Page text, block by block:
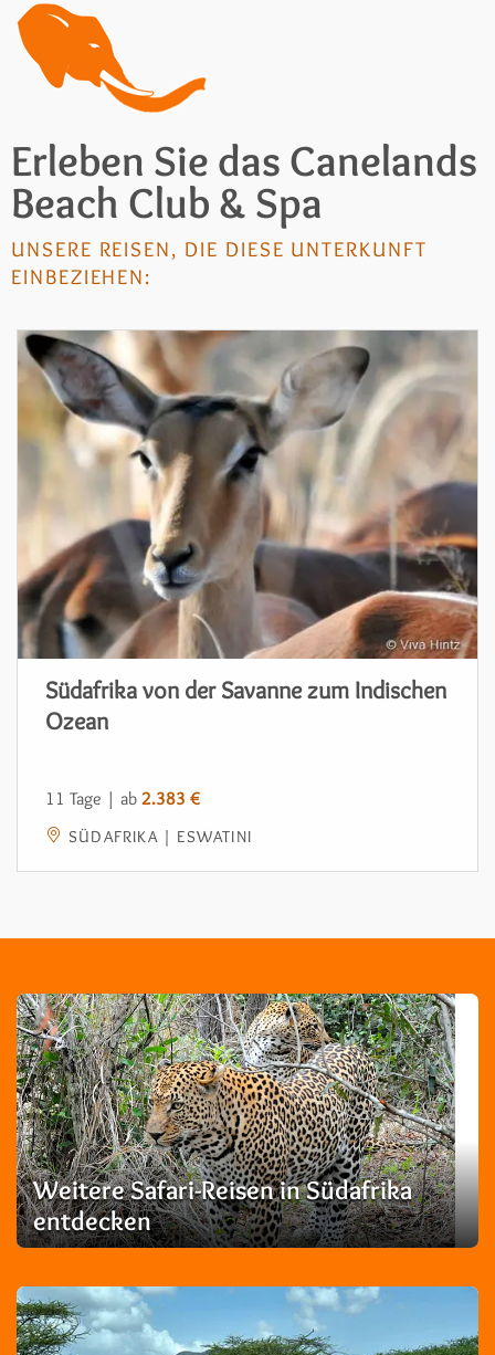
Erleben Sie das Canelands
Beach Club & Spa
UNSERE REISEN, DIE DIESE UNTERKUNFT
EINBEZIEHEN:
Südafrika von der Savanne zum Indischen
Ozean
11 Tage | ab 2.383 €
SÜDAFRIKA | ESWATINI
Weitere Safari-Reisen in Südafrika
entdecken